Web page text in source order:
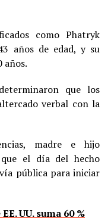
como Phatryk
años de edad, y su
años.
que los
verbal con la
madre e hijo
el día del hecho
pública para iniciar
UU. suma 60 %